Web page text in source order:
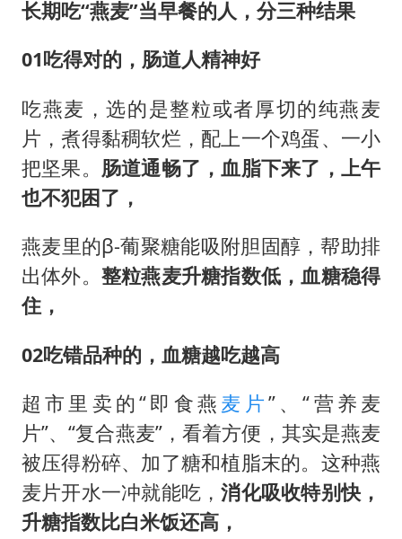
长期吃“燕麦”当早餐的人，分三种结果
01吃得对的，肠道人精神好
吃燕麦，选的是整粒或者厚切的纯燕麦
片，煮得黏稠软烂，配上一个鸡蛋、一小
把坚果。 肠道通畅了，血脂下来了，上午
也不犯困了，
燕麦里的β-葡聚糖能吸附胆固醇，帮助排
出体外。 整粒燕麦升糖指数低，血糖稳得
住，
02吃错品种的，血糖越吃越高
超市里卖的“即食燕 麦片”、“营养麦
片”、“复合燕麦”，看着方便，其实是燕麦
被压得粉碎、加了糖和植脂末的。这种燕
麦片开水一冲就能吃，消化吸收特别快，
升糖指数比白米饭还高，